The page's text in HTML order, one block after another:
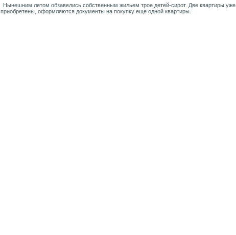
Нынешним летом обзавелись собственным жильем трое детей-сирот. Две квартиры уже
приобретены, оформляются документы на покупку еще одной квартиры.